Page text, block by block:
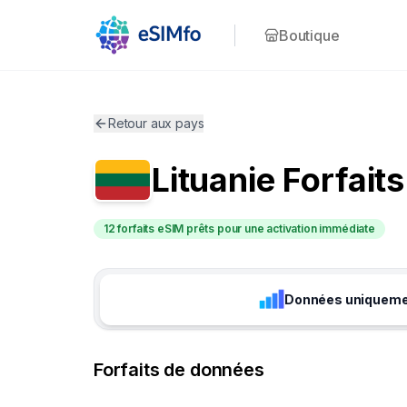
Boutique
Retour aux pays
Lituanie
12 forfaits eSIM prêts pour une activation immédiate
Données
Forfaits de données